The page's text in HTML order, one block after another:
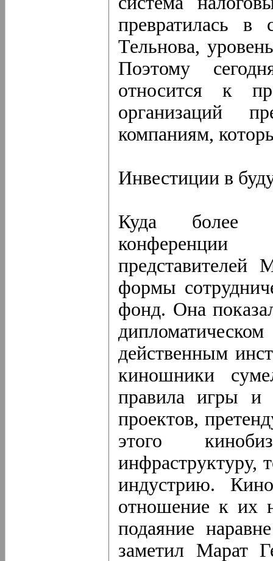
превратилась в
Тельнова,
Поэтому
относится к
организаций
компаниям,
Инвестиции в
Куда более
конференции
формы
фонд. Она
действенным
киношники
правила игры и
проектов,
этого
инфраструктуру,
индустрию.
отношение к их
подаяние
заметил Марат